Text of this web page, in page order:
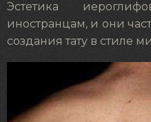
Эстетика
иностранцам, и они
создания тату в стиле